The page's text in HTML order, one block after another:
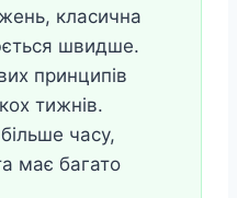
класична
швидше.
принципів
тижнів.
часу,
має багато